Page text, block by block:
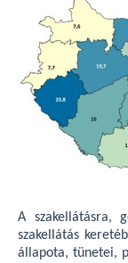
A szakellátásra,
szakellátás
állapota, tünetei,